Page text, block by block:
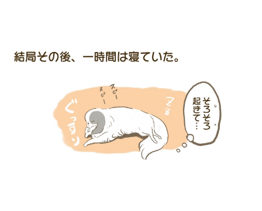
閉じる
PECOアプリをダウンロード済みの方